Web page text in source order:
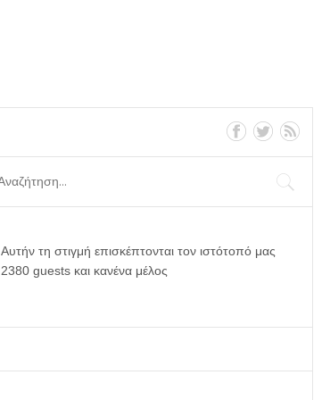
Αυτήν τη στιγμή επισκέπτονται τον ιστότοπό μας
2380 guests και κανένα μέλος